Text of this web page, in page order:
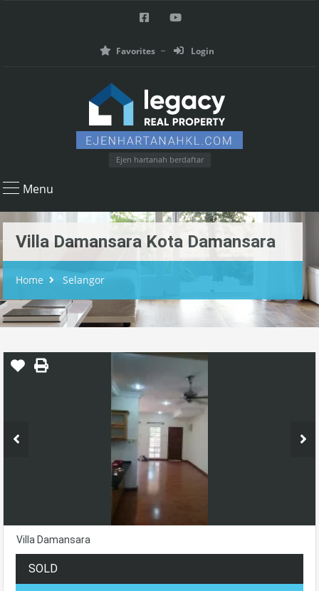
Favorites Login
Ejen hartanah berdaftar
Menu
Villa Damansara Kota Damansara
Home Selangor
Villa Damansara
SOLD